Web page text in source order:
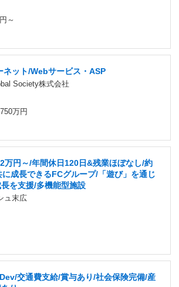
～
ネット/Webサービス・ASP
Society株式会社
万円
万円～/年間休日120日&残業ほぼなし/約
成長できるFCグループ/「遊び」を通じ
を支援/多機能型施設
ュ末広
交通費支給/賞与あり/社会保険完備/産